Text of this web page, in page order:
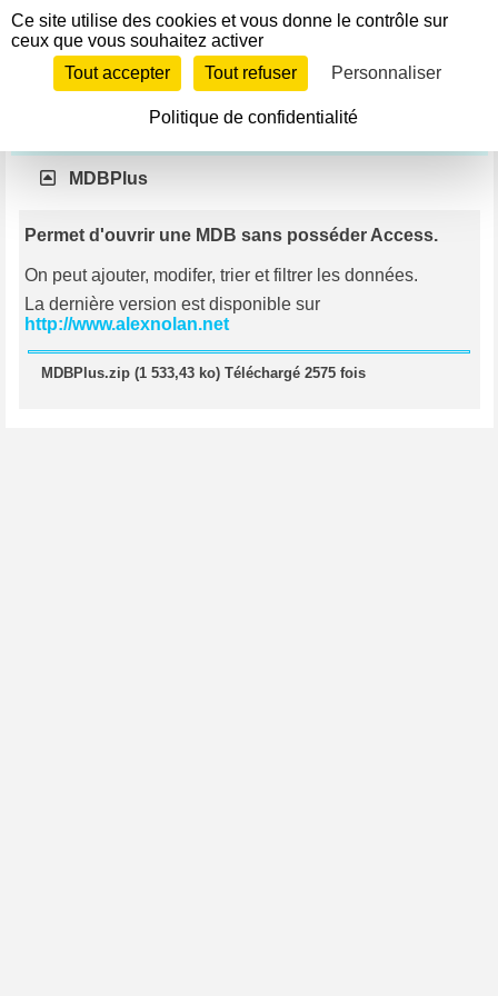
Télécharger
Si le lien ne fonctionne pas, contactez le webmestre pour
MDBPlus
Permet d'ouvrir une MDB sans posséder Access.
On peut ajouter, modifer, trier et filtrer les données.
La dernière version est disponible sur
http://www.alexnolan.net
MDBPlus.zip (1 533,43 ko) Téléchargé 2575 fois
Panneau de gestion des cookies
Ce site utilise des cookies et vous donne le contrôle sur
ceux que vous souhaitez activer
Tout accepter
Tout refuser Personnaliser
Politique de confidentialité